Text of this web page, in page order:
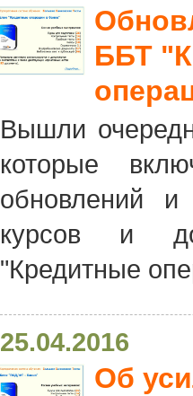
ББТ
Вышли
которые
обновлений и
курсов и
"Кредитные
25.04.2016
Об